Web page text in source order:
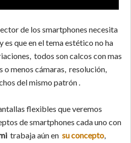
de los smartphones necesita
es que en el tema estético no ha
todos son calcos con mas
o menos cámaras, resolución,
del mismo patrón .
flexibles que veremos
de smartphones cada uno con
trabaja aún en su concepto,